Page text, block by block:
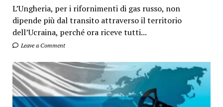
L’Ungheria, per i rifornimenti di gas russo, non
dipende più dal transito attraverso il territorio
dell’Ucraina, perché ora riceve tutti...
Leave a Comment